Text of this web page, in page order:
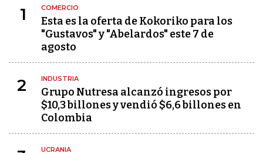
1 COMERCIO
Esta es la oferta de Kokoriko para los
"Gustavos" y "Abelardos" este 7 de
agosto
2 INDUSTRIA
Grupo Nutresa alcanzó ingresos por
$10,3 billones y vendió $6,6 billones en
Colombia
UCRANIA